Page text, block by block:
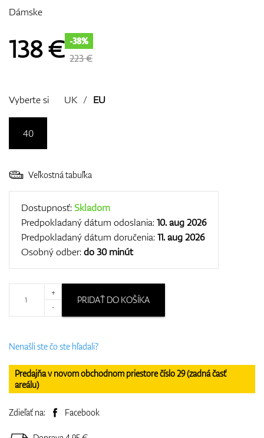
Dámske
138€ -38%
223 €
Vyberte si UK / EU
40
Veľkostná tabuľka
Dostupnosť:Skladom
Predpokladaný dátum odoslania:10. aug 2026
Predpokladaný dátum doručenia:11. aug 2026
Osobný odber:do 30 minút
+
-
PRIDAŤ DO KOŠÍKA
Nenašli ste čo ste hľadali?
Predajňa v novom obchodnom priestore číslo 29 (zadná časť
areálu)
Zdieľať na: Facebook